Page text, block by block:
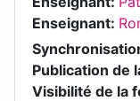
Enseignant:
Publication de
Visibilité de la